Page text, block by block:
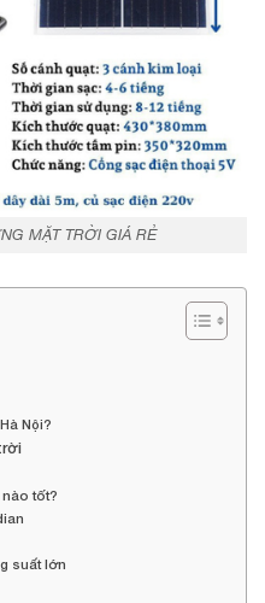
MẶT TRỜI GIÁ RẺ
Nội?
tốt?
suất lớn